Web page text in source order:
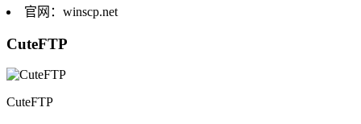
官网：winscp.net
CuteFTP
CuteFTP